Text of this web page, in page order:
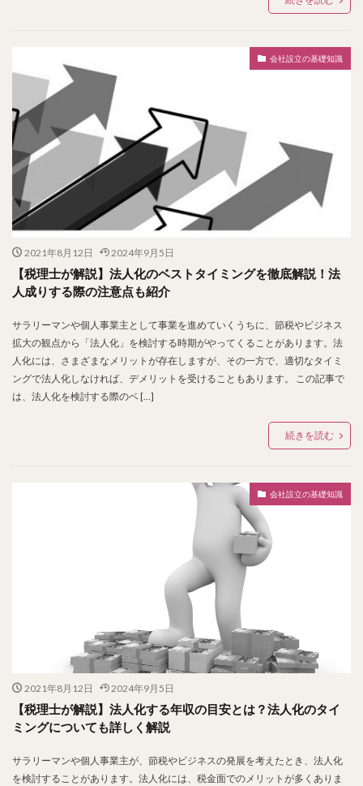
会社設立の基礎知識
2021年8月12日 2024年9月5日
【税理士が解説】法人化のベストタイミングを徹底解説！法
人成りする際の注意点も紹介
サラリーマンや個人事業主として事業を進めていくうちに、節税やビジネス
拡大の観点から「法人化」を検討する時期がやってくることがあります。法
人化には、さまざまなメリットが存在しますが、その一方で、適切なタイミ
ングで法人化しなければ、デメリットを受けることもあります。 この記事で
は、法人化を検討する際のベ […]
続きを読む
会社設立の基礎知識
2021年8月12日 2024年9月5日
【税理士が解説】法人化する年収の目安とは？法人化のタイ
ミングについても詳しく解説
サラリーマンや個人事業主が、節税やビジネスの発展を考えたとき、法人化
を検討することがあります。法人化には、税金面でのメリットが多くありま